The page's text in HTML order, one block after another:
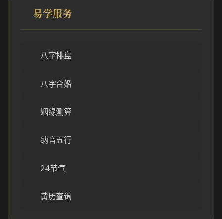
易学服务
八字排盘
八字合婚
姻缘测算
纳音五行
24节气
黄历查询